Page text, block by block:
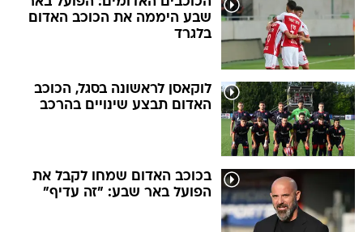
שבע היממה את הכוכב האדום
בלגרד
לוקאסן לראשונה בסגל, הכוכב
האדום תבצע שינויים בהרכב
בכוכב האדום שמחו לקבל את
הפועל באר שבע: "זה עדיף"